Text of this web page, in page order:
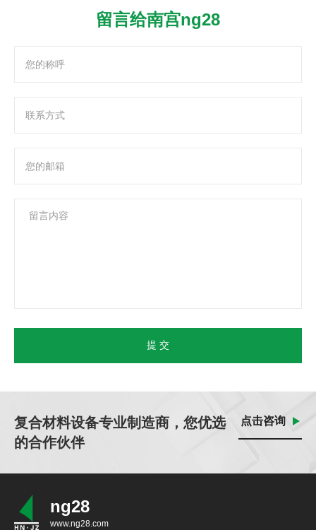
留言给南宫ng28
提 交
复合材料设备专业制造商，您优选
的合作伙伴
点击咨询
ng28
www.ng28.com